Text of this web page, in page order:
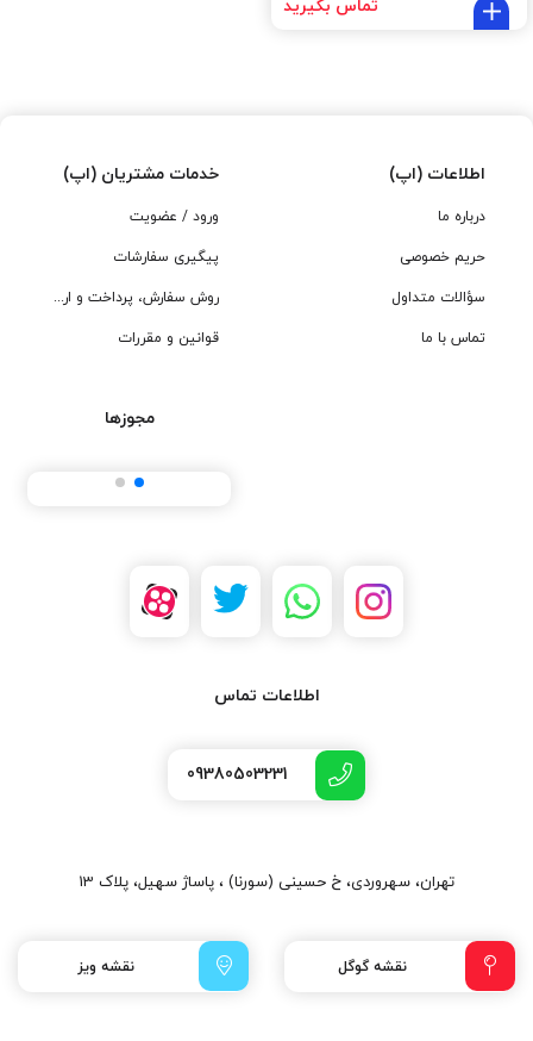
تماس بگیرید
اطلاعات (اپ)
درباره ما
حریم خصوصی
سؤالات متداول
تماس با ما
خدمات مشتریان (اپ)
ورود / عضویت
پیگیری سفارشات
روش سفارش، پرداخت و ارسال
قوانین و مقررات
مجوزها
اطلاعات تماس
09380503231
تهران، سهروردی، خ حسینی (سورنا) ، پاساژ سهیل، پلاک 13
نقشه گوگل نقشه ویز